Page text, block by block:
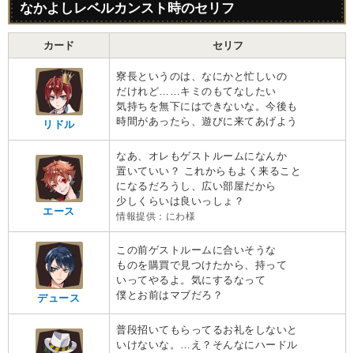
なかよしレベルカンスト時のセリフ
カード セリフ
リドル
寮長というのは、なにかと忙しいの
だけれど……キミのもてなしたい
気持ちを無下にはできないな。今後も
時間があったら、遊びに来てあげよう
エース
なあ、オレもゲストルームになんか
置いていい？ これからもよく来ること
になるだろうし、広い部屋だから
少しくらいは良いっしょ？
情報提供：にわ様
デュース
この前ゲストルームに合いそうな
ものを購買で見つけたから、持って
いってやるよ。気にするなって
僕とお前はマブだろ？
普段招いてもらってるお礼をしないと
いけないな。…え？そんなにハードル